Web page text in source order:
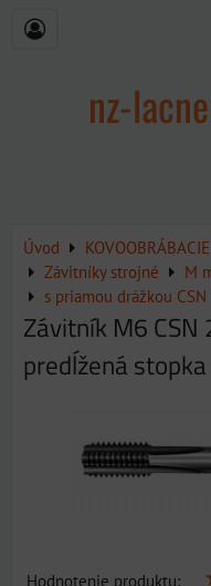
nz-
Úvod
Závitníky strojné
M
s priamou drážkou
Závitník M6 CSN
predĺžená
Hodnotenie produktu: